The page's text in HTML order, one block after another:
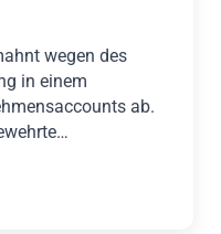
wegen des
in einem
ab.
und die
Besonderheit:
Instagram-